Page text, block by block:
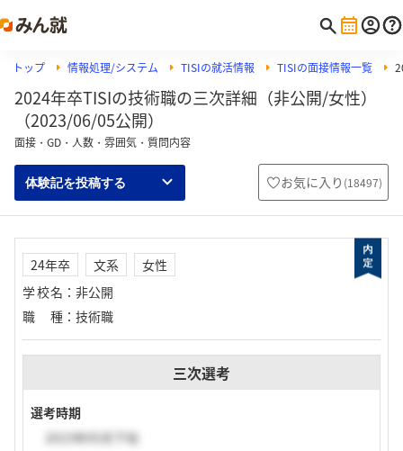
トップ 情報処理/システム TISIの就活情報 TISIの面接情報一覧
2024年卒TISIの技術職の三次詳細（非公開/女性）
（2023/06/05公開）
面接・GD・人数・雰囲気・質問内容
体験記を投稿する お気に入り (18497)
24年卒 文系
女性
学校名 ： 非公開
職種 ： 技術職
三次選考
選考時期
2023年05月下旬